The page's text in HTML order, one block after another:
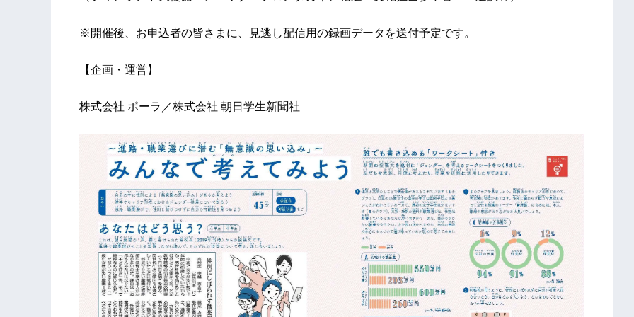
※開催後、お申込者の皆さまに、見逃し配信用の録画データを送付予定です。
【企画・運営】
株式会社 ポーラ／株式会社 朝日学生新聞社